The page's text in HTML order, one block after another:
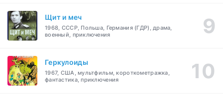
Щит и меч
1968, СССР, Польша, Германия (ГДР), драма,
военный, приключения
Геркулоиды
1967, США, мультфильм, короткометражка,
фантастика, приключения